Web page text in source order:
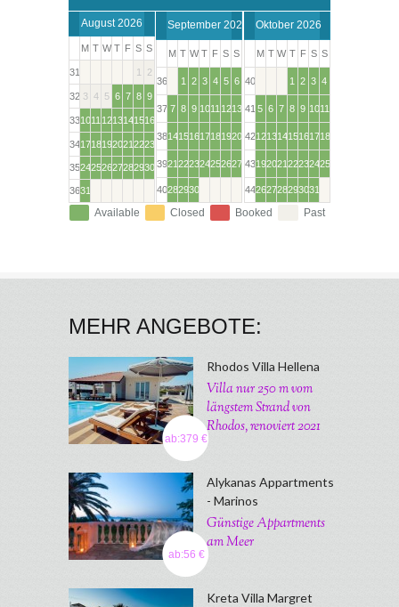
MEHR ANGEBOTE:
ab:379 €
Rhodos Villa Hellena
Villa nur 250 m vom
längstem Strand von
Rhodos, renoviert 2021
ab:56 €
Alykanas Appartments
- Marinos
Günstige Appartments
am Meer
Kreta Villa Margret